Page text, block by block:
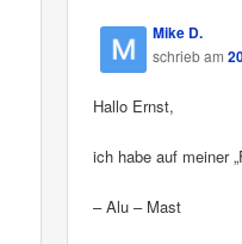
Mike D.
schriebam
Hallo Ernst,
ich habe auf meiner
– Alu – Mast